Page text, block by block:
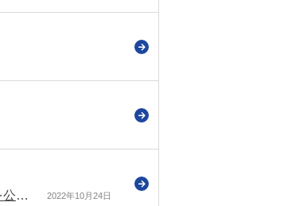
派遣労働者の待遇決定方式の一つである労使協定方式について Q＆A及び賃金比較ツールの最新版を公表（厚労省） 2022年10月24日